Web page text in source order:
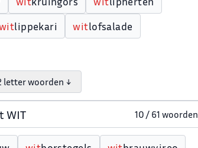
itlippekari witlofsalade
letter woorden ↓
WIT 10 / 61 woorden